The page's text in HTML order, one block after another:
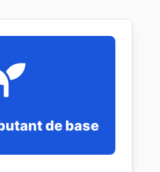
de base